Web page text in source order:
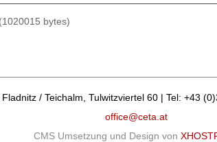
bytes)
/ Teichalm, Tulwitzviertel 60 | Tel: +43
office@ceta.at
CMS Umsetzung und Design von